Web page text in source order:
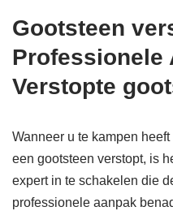
Gootsteen
Professionele
Verstopte
Wanneer u te kampen
een gootsteen verstopt, is
expert in te schakelen die
professionele aanpak